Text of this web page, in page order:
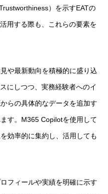
）を示すEATの
用する際も、これらの要素を
や最新動向を積極的に盛り込
にしつつ、実務経験者へのイ
らの具体的なデータを追加す
す。M365 Copilotを使用して
効率的に集約し、活用しても
フィールや実績を明確に示す